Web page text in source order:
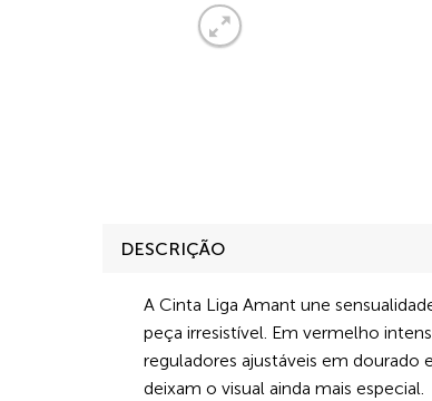
DESCRIÇÃO
A Cinta Liga Amant une
peça irresistível. Em vermelho
reguladores ajustáveis em dourado
deixam o visual ainda mais especial.